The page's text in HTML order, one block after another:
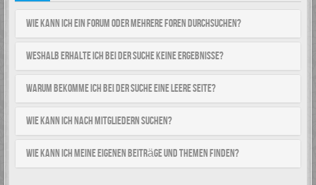
Wie kann ich ein Forum oder mehrere Foren durchsuchen?
Weshalb erhalte ich bei der Suche keine Ergebnisse?
Warum bekomme ich bei der Suche eine leere Seite?
Wie kann ich nach Mitgliedern suchen?
Wie kann ich meine eigenen Beiträge und Themen finden?